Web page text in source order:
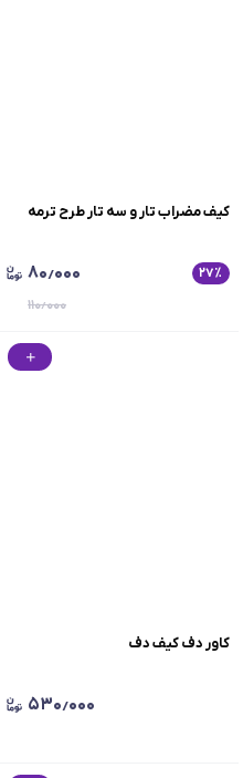
کیف مضراب تار و سه تار طرح ترمه
۲۷٪ ۸۰٫۰۰۰
۱۱۰٫۰۰۰
کاور دف کیف دف
۵۳۰٫۰۰۰